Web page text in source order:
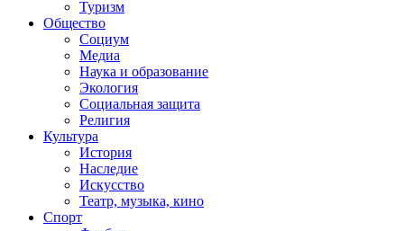
Туризм
Общество
Социум
Медиа
Наука и образование
Экология
Социальная защита
Религия
Культура
История
Наследие
Искусство
Театр, музыка, кино
Спорт